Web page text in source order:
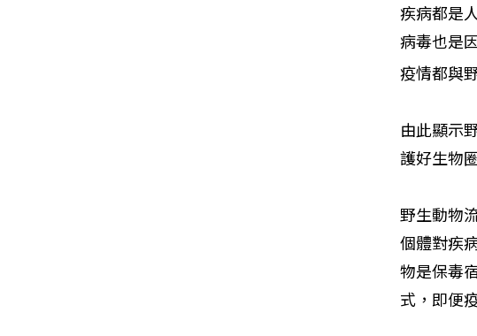
疾病都是
病毒也是
疫情都與
由此顯示
護好生物
野生動物
個體對疾
物是保毒
式，即便